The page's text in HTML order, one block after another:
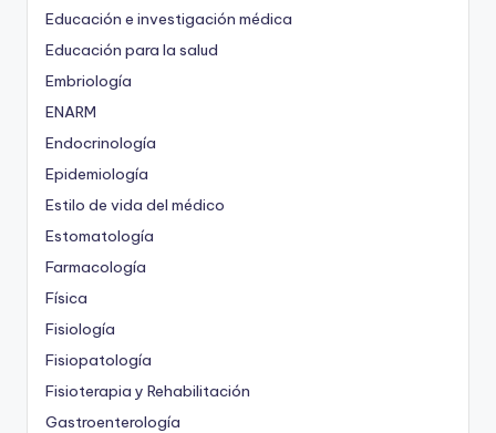
Educación e investigación médica
Educación para la salud
Embriología
ENARM
Endocrinología
Epidemiología
Estilo de vida del médico
Estomatología
Farmacología
Física
Fisiología
Fisiopatología
Fisioterapia y Rehabilitación
Gastroenterología